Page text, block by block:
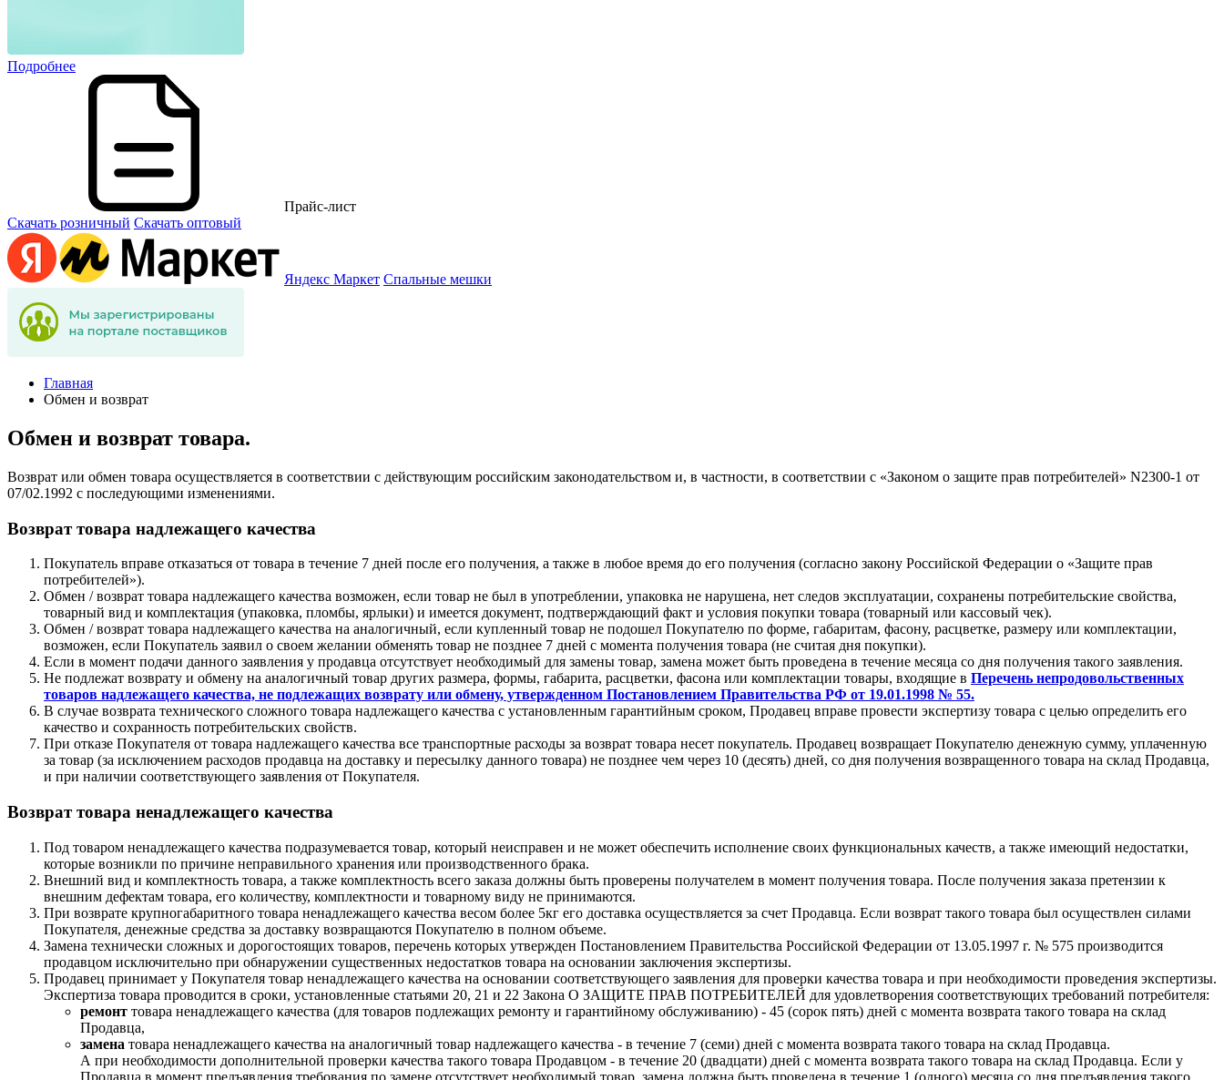
Подробнее
Прайс-лист
Скачать розничный Скачать оптовый
Яндекс Маркет Спальные мешки
Главная
Обмен и возврат
Обмен и возврат товара.
Возврат или обмен товара осуществляется в соответствии с действующим российским законодательством и, в частности, в соответствии с «Законом о защите прав потребителей» N2300-1 от
07/02.1992 с последующими изменениями.
Возврат товара надлежащего качества
Покупатель вправе отказаться от товара в течение 7 дней после его получения, а также в любое время до его получения (согласно закону Российской Федерации о «Защите прав
потребителей»).
Обмен / возврат товара надлежащего качества возможен, если товар не был в употреблении, упаковка не нарушена, нет следов эксплуатации, сохранены потребительские свойства,
товарный вид и комплектация (упаковка, пломбы, ярлыки) и имеется документ, подтверждающий факт и условия покупки товара (товарный или кассовый чек).
Обмен / возврат товара надлежащего качества на аналогичный, если купленный товар не подошел Покупателю по форме, габаритам, фасону, расцветке, размеру или комплектации,
возможен, если Покупатель заявил о своем желании обменять товар не позднее 7 дней с момента получения товара (не считая дня покупки).
Если в момент подачи данного заявления у продавца отсутствует необходимый для замены товар, замена может быть проведена в течение месяца со дня получения такого заявления.
Не подлежат возврату и обмену на аналогичный товар других размера, формы, габарита, расцветки, фасона или комплектации товары, входящие в Перечень непродовольственных
товаров надлежащего качества, не подлежащих возврату или обмену, утвержденном Постановлением Правительства РФ от 19.01.1998 № 55.
В случае возврата технического сложного товара надлежащего качества с установленным гарантийным сроком, Продавец вправе провести экспертизу товара с целью определить его
качество и сохранность потребительских свойств.
При отказе Покупателя от товара надлежащего качества все транспортные расходы за возврат товара несет покупатель. Продавец возвращает Покупателю денежную сумму, уплаченную
за товар (за исключением расходов продавца на доставку и пересылку данного товара) не позднее чем через 10 (десять) дней, со дня получения возвращенного товара на склад Продавца,
и при наличии соответствующего заявления от Покупателя.
Возврат товара ненадлежащего качества
Под товаром ненадлежащего качества подразумевается товар, который неисправен и не может обеспечить исполнение своих функциональных качеств, а также имеющий недостатки,
которые возникли по причине неправильного хранения или производственного брака.
Внешний вид и комплектность товара, а также комплектность всего заказа должны быть проверены получателем в момент получения товара. После получения заказа претензии к
внешним дефектам товара, его количеству, комплектности и товарному виду не принимаются.
При возврате крупногабаритного товара ненадлежащего качества весом более 5кг его доставка осуществляется за счет Продавца. Если возврат такого товара был осуществлен силами
Покупателя, денежные средства за доставку возвращаются Покупателю в полном объеме.
Замена технически сложных и дорогостоящих товаров, перечень которых утвержден Постановлением Правительства Российской Федерации от 13.05.1997 г. № 575 производится
продавцом исключительно при обнаружении существенных недостатков товара на основании заключения экспертизы.
Продавец принимает у Покупателя товар ненадлежащего качества на основании соответствующего заявления для проверки качества товара и при необходимости проведения экспертизы.
Экспертиза товара проводится в сроки, установленные статьями 20, 21 и 22 Закона О ЗАЩИТЕ ПРАВ ПОТРЕБИТЕЛЕЙ для удовлетворения соответствующих требований потребителя:
ремонт товара ненадлежащего качества (для товаров подлежащих ремонту и гарантийному обслуживанию) - 45 (сорок пять) дней с момента возврата такого товара на склад
Продавца,
замена товара ненадлежащего качества на аналогичный товар надлежащего качества - в течение 7 (семи) дней с момента возврата такого товара на склад Продавца.
А при необходимости дополнительной проверки качества такого товара Продавцом - в течение 20 (двадцати) дней с момента возврата такого товара на склад Продавца. Если у
Продавца в момент предъявления требования по замене отсутствует необходимый товар, замена должна быть проведена в течение 1 (одного) месяца со дня предъявления такого